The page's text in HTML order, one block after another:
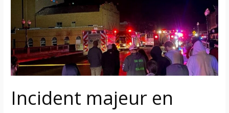
Incident majeur en
Le
toit
du
Apollo
du
spectacle